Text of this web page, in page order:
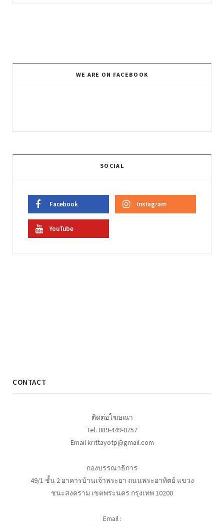
WE ARE ON FACEBOOK
SOCIAL
Facebook Instagram
YouTube
CONTACT
ติดต่อโฆษณา
Tel. 089-449-0757
Email krittayotp@gmail.com
กองบรรณาธิการ
49/1 ชั้น 2 อาคารบ้านเจ้าพระยา ถนนพระอาทิตย์ แขวง
ชนะสงคราม เขตพระนคร กรุงเทพ 10200
Email :